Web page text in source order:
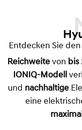
Entdecken Sie den
Reichweite von bis
IONIQ-Modell
und nachhaltige
eine